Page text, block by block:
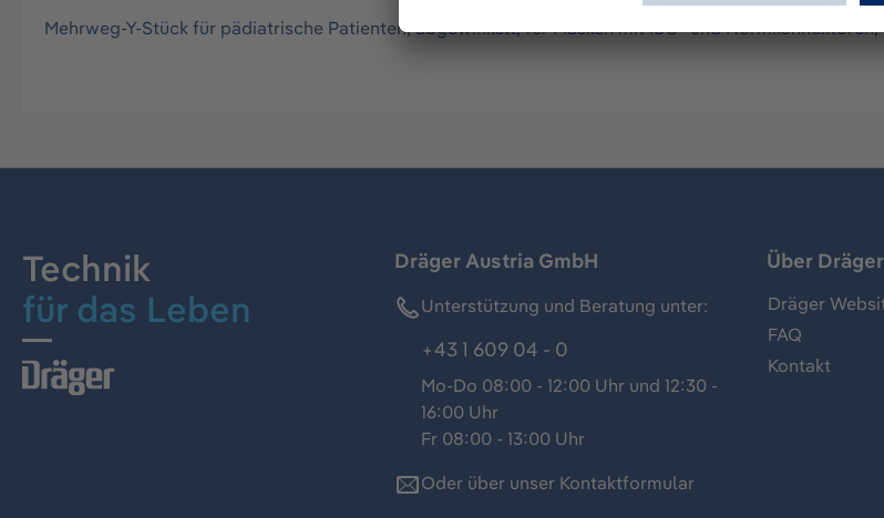
Mehrweg-Y-Stück für pädiatrische Patienten, abgewinkelt, für Masken mit ISO- und
Technik
für das Leben
Dräger Austria GmbH
Unterstützung und Beratung unter:
+43 1 609 04 - 0
Mo-Do 08:00 - 12:00 Uhr und 12:30 -
16:00 Uhr
Fr 08:00 - 13:00 Uhr
Oder über unser Kontaktformular
Über Dräger
Dräger
FAQ
Kontakt